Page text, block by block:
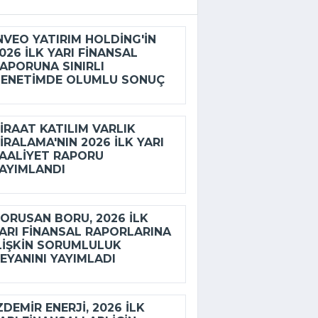
YATIRIM HOLDING'IN
ILK YARI FINANSAL
SINIRLI
OLUMLU SONUÇ
KATILIM VARLIK
2026 ILK YARI
RAPORU
BORU, 2026 ILK
FINANSAL RAPORLARINA
SORUMLULUK
YAYIMLADI
ENERJI, 2026 ILK